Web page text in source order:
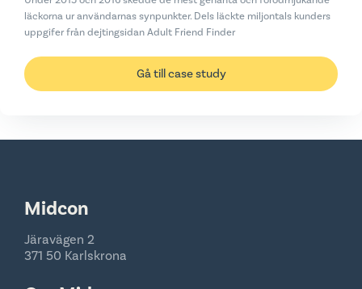
läckorna ur användarnas synpunkter. Dels läckte miljontals kunders
uppgifer från dejtingsidan Adult Friend Finder
Gå till case study
Midcon
Järavägen 2
371 50 Karlskrona